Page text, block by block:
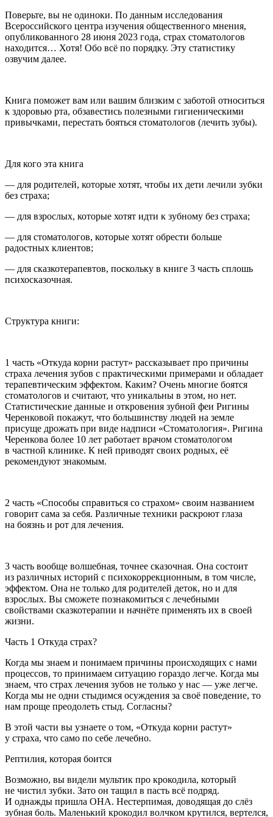
Поверьте, вы не одиноки. По данным исследования
Всероссийского центра изучения общественного мнения,
опубликованного 28 июня 2023 года, страх стоматологов
находится… Хотя! Обо всё по порядку. Эту статистику
озвучим далее.
Книга поможет вам или вашим близким с заботой относиться
к здоровью рта, обзавестись полезными гигиеническими
привычками, перестать бояться стоматологов (лечить зубы).
Для кого эта книга
— для родителей, которые хотят, чтобы их дети лечили зубки
без страха;
— для взрослых, которые хотят идти к зубному без страха;
— для стоматологов, которые хотят обрести больше
радостных клиентов;
— для сказкотерапевтов, поскольку в книге 3 часть сплошь
психосказочная.
Структура книги:
1 часть «Откуда корни растут» рассказывает про причины
страха лечения зубов с практическими примерами и обладает
терапевтическим эффектом. Каким? Очень многие боятся
стоматологов и считают, что уникальны в этом, но нет.
Статистические данные и откровения зубной феи Ригины
Черенковой покажут, что большинству людей на земле
присуще дрожать при виде надписи «Стоматология». Ригина
Черенкова более 10 лет работает врачом стоматологом
в частной клинике. К ней приводят своих родных, её
рекомендуют знакомым.
2 часть «Способы справиться со страхом» своим названием
говорит сама за себя. Различные техники раскроют глаза
на боязнь и рот для лечения.
3 часть вообще волшебная, точнее сказочная. Она состоит
из различных историй с психокоррекционным, в том числе,
эффектом. Она не только для родителей деток, но и для
взрослых. Вы сможете познакомиться с лечебными
свойствами сказкотерапии и начнёте применять их в своей
жизни.
Часть 1 Откуда страх?
Когда мы знаем и понимаем причины происходящих с нами
процессов, то принимаем ситуацию гораздо легче. Когда мы
знаем, что страх лечения зубов не только у нас — уже легче.
Когда мы не одни стыдимся осуждения за своё поведение, то
нам проще преодолеть стыд. Согласны?
В этой части вы узнаете о том, «Откуда корни растут»
у страха, что само по себе лечебно.
Рептилия, которая боится
Возможно, вы видели мультик про крокодила, который
не чистил зубки. Зато он тащил в пасть всё подряд.
И однажды пришла ОНА. Нестерпимая, доводящая до слёз
зубная боль. Маленький крокодил волчком крутился, вертелся,